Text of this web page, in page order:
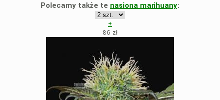
Polecamy także te nasiona marihuany:
+
86 zł